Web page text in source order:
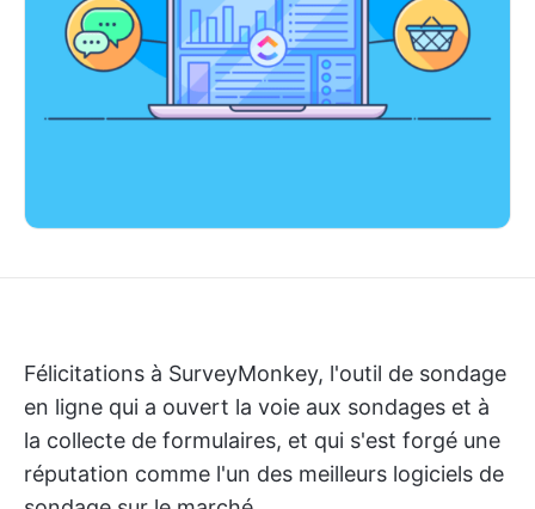
Félicitations à SurveyMonkey, l'outil de sondage
en ligne qui a ouvert la voie aux sondages et à
la collecte de formulaires, et qui s'est forgé une
réputation comme l'un des meilleurs logiciels de